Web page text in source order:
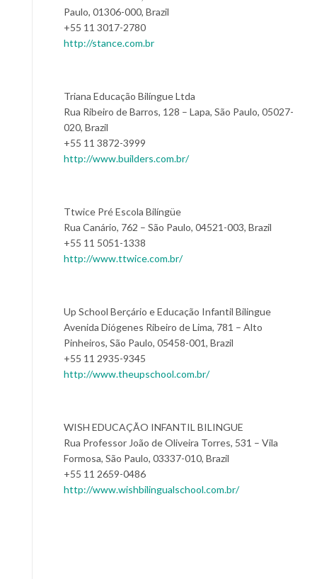
Paulo, 01306-000, Brazil
+55 11 3017-2780
http://stance.com.br
Triana Educação Bilíngue Ltda
Rua Ribeiro de Barros, 128 – Lapa, São Paulo, 05027-
020, Brazil
+55 11 3872-3999
http://www.builders.com.br/
Ttwice Pré Escola Bilíngüe
Rua Canário, 762 – São Paulo, 04521-003, Brazil
+55 11 5051-1338
http://www.ttwice.com.br/
Up School Berçário e Educação Infantil Bilingue
Avenida Diógenes Ribeiro de Lima, 781 – Alto
Pinheiros, São Paulo, 05458-001, Brazil
+55 11 2935-9345
http://www.theupschool.com.br/
WISH EDUCAÇÃO INFANTIL BILINGUE
Rua Professor João de Oliveira Torres, 531 – Vila
Formosa, São Paulo, 03337-010, Brazil
+55 11 2659-0486
http://www.wishbilingualschool.com.br/